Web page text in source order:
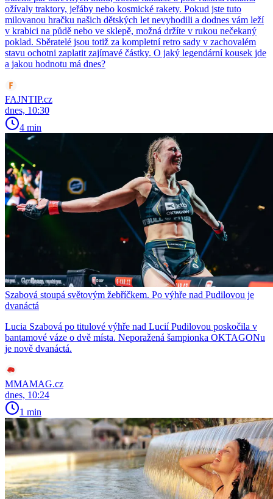
ožívaly traktory, jeřáby nebo kosmické rakety. Pokud jste tuto
milovanou hračku našich dětských let nevyhodili a dodnes vám leží
v krabici na půdě nebo ve sklepě, možná držíte v rukou nečekaný
poklad. Sběratelé jsou totiž za kompletní retro sady v zachovalém
stavu ochotni zaplatit zajímavé částky. O jaký legendární kousek jde
a jakou hodnotu má dnes?
FAJNTIP.cz
dnes, 10:30
4 min
Szabová stoupá světovým žebříčkem. Po výhře nad Pudilovou je
dvanáctá
Lucia Szabová po titulové výhře nad Lucií Pudilovou poskočila v
bantamové váze o dvě místa. Neporažená šampionka OKTAGONu
je nově dvanáctá.
MMAMAG.cz
dnes, 10:24
1 min